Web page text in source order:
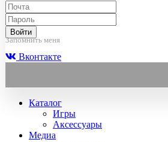
Войти
Запомнить меня
Вконтакте
Каталог
Игры
Аксессуары
Медиа